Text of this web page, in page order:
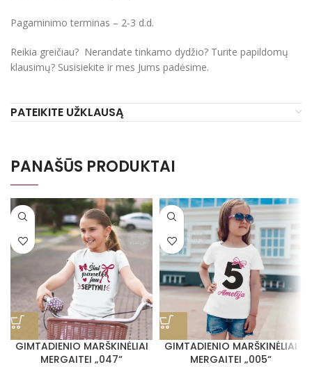
Pagaminimo terminas – 2-3 d.d.
Reikia greičiau? Nerandate tinkamo dydžio? Turite papildomų
klausimų? Susisiekite ir mes Jums padėsime.
PATEIKITE UŽKLAUSĄ
PANAŠŪS PRODUKTAI
GIMTADIENIO MARŠKINĖLIAI
MERGAITEI „047“
GIMTADIENIO MARŠKINĖLIAI
MERGAITEI „005“